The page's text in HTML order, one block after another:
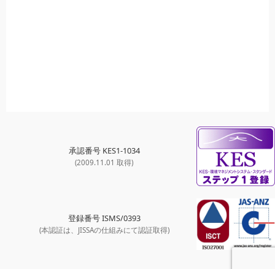
承認番号 KES1-1034
(2009.11.01 取得)
登録番号 ISMS/0393
(本認証は、JISSAの仕組みにて認証取得)